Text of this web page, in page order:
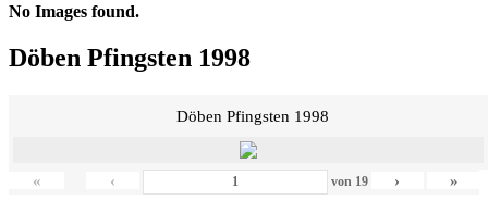
No Images found.
Döben Pfingsten 1998
Döben Pfingsten 1998
« ‹ von 19 › »